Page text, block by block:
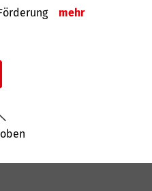
mehr